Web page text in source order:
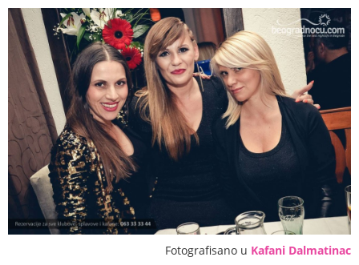
Fotografisano u Kafani Dalmatinac